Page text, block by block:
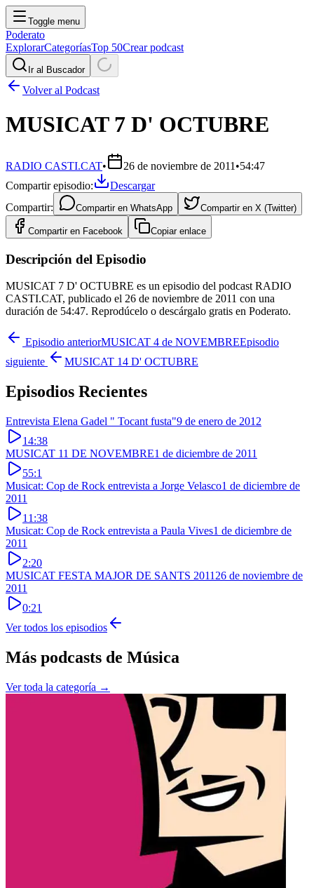
Toggle menu
Poderato
ExplorarCategoríasTop 50Crear podcast
Ir al Buscador
Volver al Podcast
MUSICAT 7 D' OCTUBRE
RADIO CASTI.CAT• 26 de noviembre de 2011 •54:47
Compartir episodio:
Descargar
Compartir:
Compartir en WhatsApp Compartir en X (Twitter)
Compartir en Facebook Copiar enlace
Descripción del Episodio
MUSICAT 7 D' OCTUBRE es un episodio del podcast RADIO
CASTI.CAT, publicado el 26 de noviembre de 2011 con una
duración de 54:47. Reprodúcelo o descárgalo gratis en Poderato.
Episodio anteriorMUSICAT 4 de NOVEMBREEpisodio
siguiente
MUSICAT 14 D' OCTUBRE
Episodios Recientes
Entrevista Elena Gadel " Tocant fusta"9 de enero de 2012
14:38
MUSICAT 11 DE NOVEMBRE1 de diciembre de 2011
55:1
Musicat: Cop de Rock entrevista a Jorge Velasco1 de diciembre de
2011
11:38
Musicat: Cop de Rock entrevista a Paula Vives1 de diciembre de
2011
2:20
MUSICAT FESTA MAJOR DE SANTS 2011 26 de noviembre de
2011
0:21
Ver todos los episodios
Más podcasts de Música
Ver toda la categoría →